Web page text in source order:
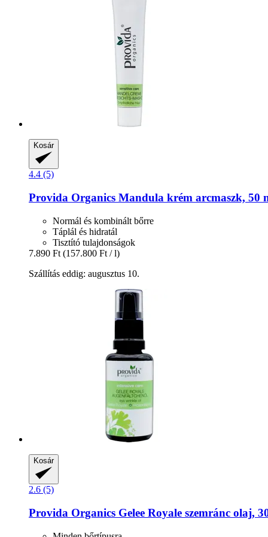
Kosár
4.4 (5)
Provida Organics Mandula krém arcmaszk, 50
Normál és kombinált bőrre
Táplál és hidratál
Tisztító tulajdonságok
7.890 Ft (157.800 Ft / l)
Szállítás eddig: augusztus 10.
Kosár
2.6 (5)
Provida Organics Gelee Royale szemránc olaj,